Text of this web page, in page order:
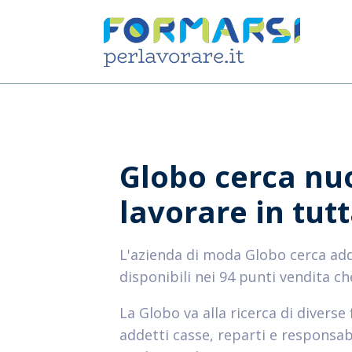
Globo cerca
lavorare in
L'azienda di moda Globo cerca
disponibili nei 94 punti vendita
La Globo va alla ricerca di
addetti casse, reparti e